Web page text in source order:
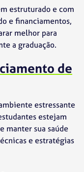
estruturado e com
e financiamentos,
melhor para
a graduação.
de
estressante
estejam
manter sua saúde
e estratégias